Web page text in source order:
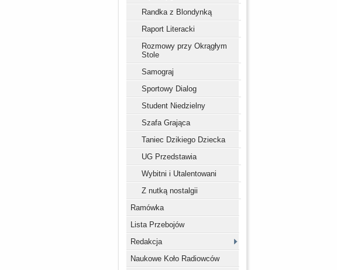
Randka z Blondynką
Raport Literacki
Rozmowy przy Okrągłym
Stole
Samograj
Sportowy Dialog
Student Niedzielny
Szafa Grająca
Taniec Dzikiego Dziecka
UG Przedstawia
Wybitni i Utalentowani
Z nutką nostalgii
Ramówka
Lista Przebojów
Redakcja
Naukowe Koło Radiowców